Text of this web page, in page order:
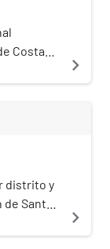
Costa
navigate_next
distrito y
Santo
incluye
navigate_next